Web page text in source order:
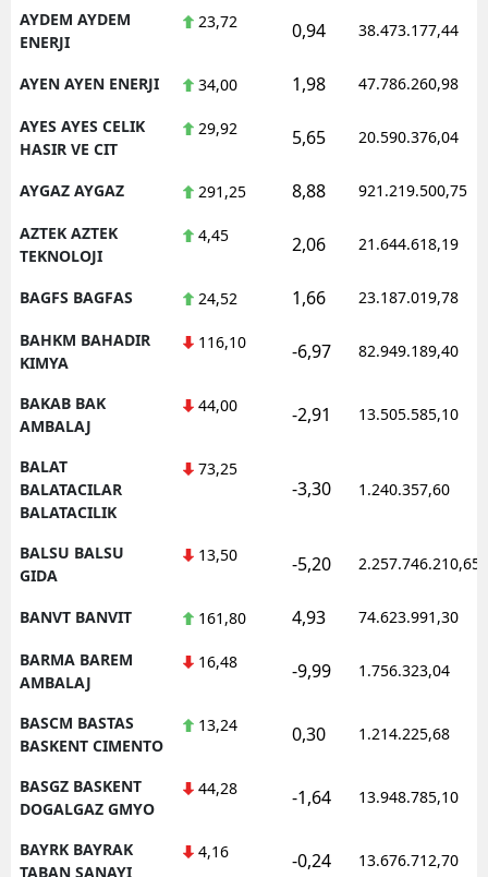
AYDEM AYDEM
ENERJI
23,72 0,94 38.473.177,44
AYEN AYEN ENERJI 34,00 1,98 47.786.260,98
AYES AYES CELIK
HASIR VE CIT
29,92 5,65 20.590.376,04
AYGAZ AYGAZ 291,25 8,88 921.219.500,75
AZTEK AZTEK
TEKNOLOJI
4,45 2,06 21.644.618,19
BAGFS BAGFAS 24,52 1,66 23.187.019,78
BAHKM BAHADIR
KIMYA
116,10 -6,97 82.949.189,40
BAKAB BAK
AMBALAJ
44,00 -2,91 13.505.585,10
BALAT
BALATACILAR
BALATACILIK
73,25
-3,30 1.240.357,60
BALSU BALSU
GIDA
13,50 -5,20 2.257.746.210,65
BANVT BANVIT 161,80 4,93 74.623.991,30
BARMA BAREM
AMBALAJ
16,48 -9,99 1.756.323,04
BASCM BASTAS
BASKENT CIMENTO
13,24 0,30 1.214.225,68
BASGZ BASKENT
DOGALGAZ GMYO
44,28 -1,64 13.948.785,10
BAYRK BAYRAK
TABAN SANAYI
4,16 -0,24 13.676.712,70